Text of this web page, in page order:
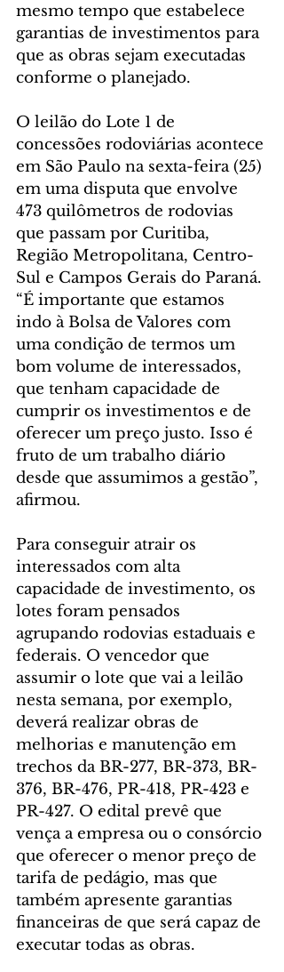
mesmo tempo que estabelece
garantias de investimentos para
que as obras sejam executadas
conforme o planejado.
O leilão do Lote 1 de
concessões rodoviárias acontece
em São Paulo na sexta-feira (25)
em uma disputa que envolve
473 quilômetros de rodovias
que passam por Curitiba,
Região Metropolitana, Centro-
Sul e Campos Gerais do Paraná.
“É importante que estamos
indo à Bolsa de Valores com
uma condição de termos um
bom volume de interessados,
que tenham capacidade de
cumprir os investimentos e de
oferecer um preço justo. Isso é
fruto de um trabalho diário
desde que assumimos a gestão”,
afirmou.
Para conseguir atrair os
interessados com alta
capacidade de investimento, os
lotes foram pensados
agrupando rodovias estaduais e
federais. O vencedor que
assumir o lote que vai a leilão
nesta semana, por exemplo,
deverá realizar obras de
melhorias e manutenção em
trechos da BR-277, BR-373, BR-
376, BR-476, PR-418, PR-423 e
PR-427. O edital prevê que
vença a empresa ou o consórcio
que oferecer o menor preço de
tarifa de pedágio, mas que
também apresente garantias
financeiras de que será capaz de
executar todas as obras.